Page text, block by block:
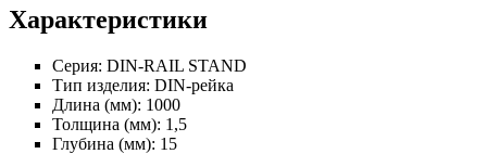
Характеристики
Серия: DIN-RAIL STAND
Тип изделия: DIN-рейка
Длина (мм): 1000
Толщина (мм): 1,5
Глубина (мм): 15